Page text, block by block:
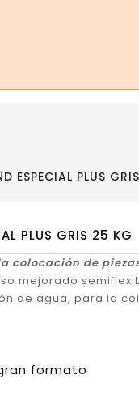
ESPECIAL PLUS
PLUS GRIS 25 KG
colocación de
mejorado
de agua, para la
formato